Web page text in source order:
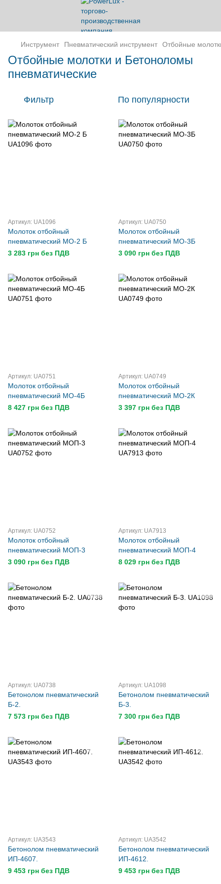
Инструмент Пневматический инструмент Отбойные
Отбойные молотки и Бетоноломы
пневматические
Фильтр По популярности
Артикул: UA1096
Молоток отбойный
пневматический МО-2 Б
3 283 грн без ПДВ
Артикул: UA0750
Молоток отбойный
пневматический МО-3Б
3 090 грн без ПДВ
Артикул: UA0751
Молоток отбойный
пневматический МО-4Б
8 427 грн без ПДВ
Артикул: UA0749
Молоток отбойный
пневматический МО-2К
3 397 грн без ПДВ
Артикул: UA0752
Молоток отбойный
пневматический МОП-3
3 090 грн без ПДВ
Артикул: UA7913
Молоток отбойный
пневматический МОП-4
8 029 грн без ПДВ
Артикул: UA0738
Бетонолом пневматический
Б-2.
7 573 грн без ПДВ
Артикул: UA1098
Бетонолом пневматический
Б-3.
7 300 грн без ПДВ
Артикул: UA3543
Бетонолом пневматический
ИП-4607.
9 453 грн без ПДВ
Артикул: UA3542
Бетонолом пневматический
ИП-4612.
9 453 грн без ПДВ